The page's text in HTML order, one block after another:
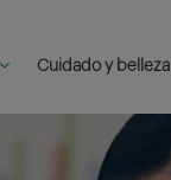
Cuidado y